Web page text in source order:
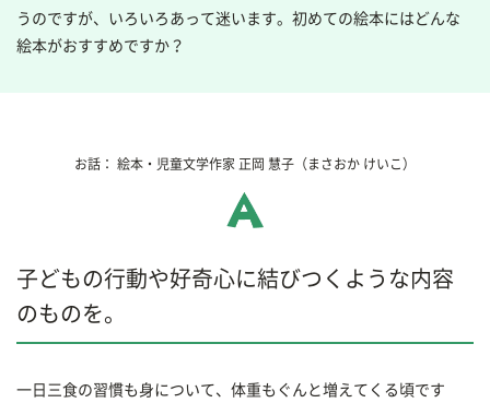
うのですが、いろいろあって迷います。初めての絵本にはどんな
絵本がおすすめですか？
お話： 絵本・児童文学作家 正岡 慧子 （まさおか けいこ）
子どもの行動や好奇心に結びつくような内容
のものを。
一日三食の習慣も身について、体重もぐんと増えてくる頃です